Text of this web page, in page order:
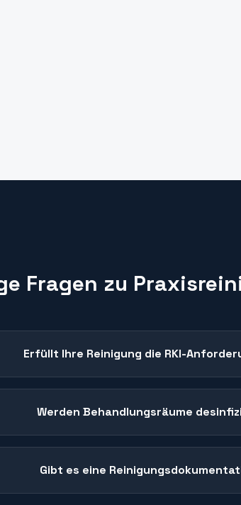
Fragen zu
Erfüllt Ihre Reinigung die RKI-
Werden Behandlungsräume
Gibt es eine